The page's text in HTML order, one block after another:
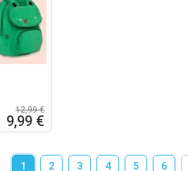
12,99 €
9,99 €
1 2 3 4 5 6